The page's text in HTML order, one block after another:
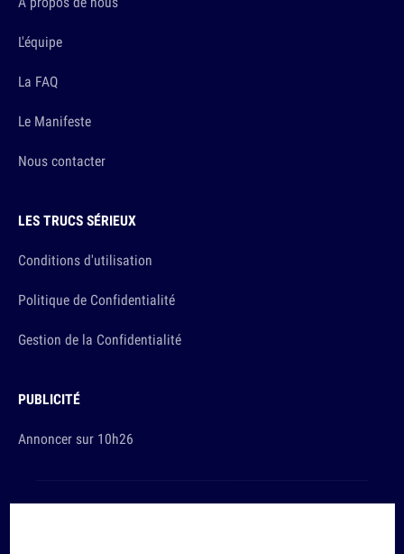
L'équipe
La FAQ
Le Manifeste
Nous contacter
LES TRUCS SÉRIEUX
Conditions d'utilisation
Politique de Confidentialité
Gestion de la Confidentialité
PUBLICITÉ
Annoncer sur 10h26